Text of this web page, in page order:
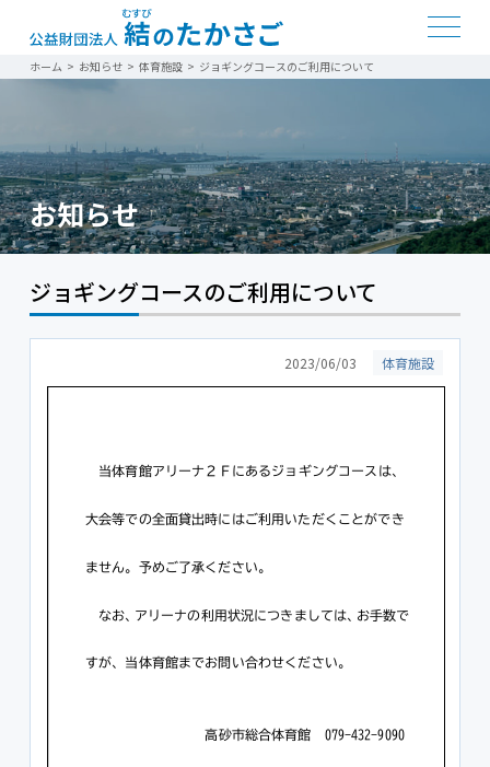
ホーム > お知らせ> 体育施設> ジョギングコースのご利用について
お知らせ
ジョギングコースのご利用について
2023/06/03 体育施設